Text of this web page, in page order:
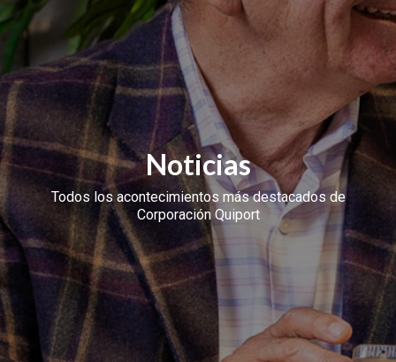
Noticias
Todos los acontecimientos más destacados de
Corporación Quiport